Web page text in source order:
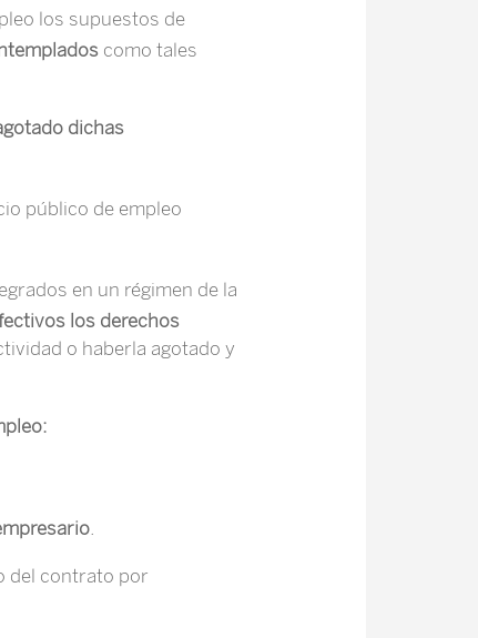
los supuestos de
como tales
dichas
público de empleo
en un régimen de la
los derechos
o haberla agotado y
.
del contrato por